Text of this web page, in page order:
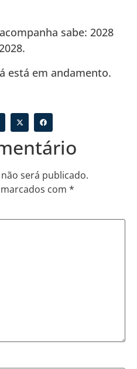
sabe: 2028
está em andamento.
será publicado.
com *